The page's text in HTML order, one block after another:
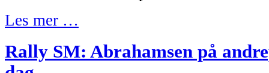
Les mer …
Rally SM: Abrahamsen på